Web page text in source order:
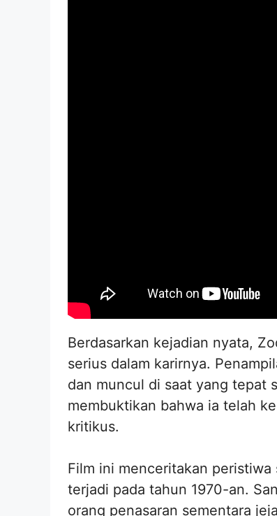
Berdasarkan kejadian nyata,
serius dalam karirnya.
dan muncul di saat yang tepat
membuktikan bahwa ia telah
kritikus.
Film ini menceritakan
terjadi pada tahun 1970-an.
orang penasaran sementara